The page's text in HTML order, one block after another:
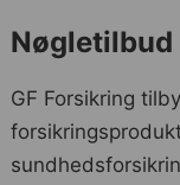
Nøgletilbud
GF Forsikring